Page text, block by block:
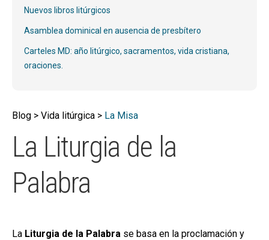
ESP
Nuevos libros litúrgicos
Asamblea dominical en ausencia de presbítero
Carteles MD: año litúrgico, sacramentos, vida cristiana,
oraciones.
Blog > Vida litúrgica > La Misa
La Liturgia de la
Palabra
La Liturgia de la Palabra se basa en la proclamación y